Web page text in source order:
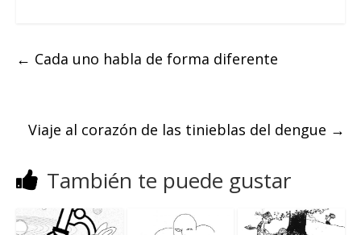
← Cada uno habla de forma diferente
Viaje al corazón de las tinieblas del dengue →
También te puede gustar